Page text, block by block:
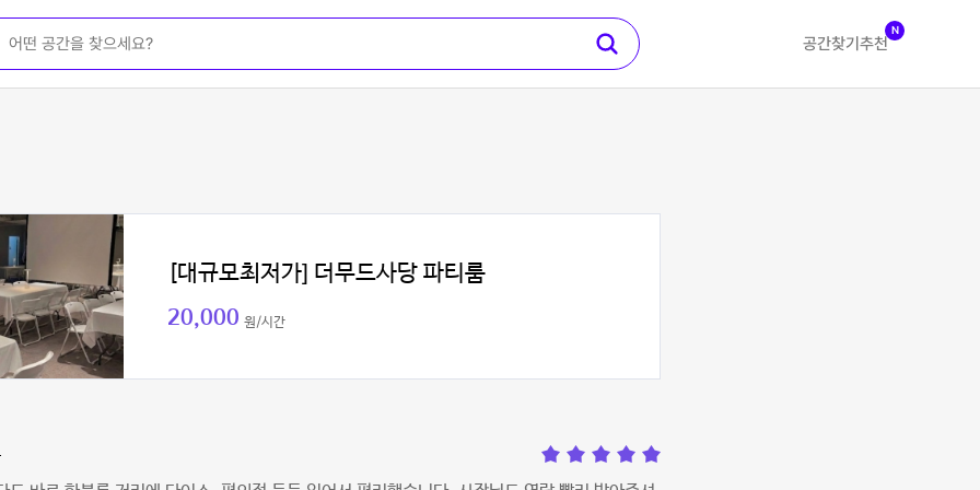
공간찾기 추천
N
[대규모최저가] 더무드사당 파티룸
20,000 원/시간